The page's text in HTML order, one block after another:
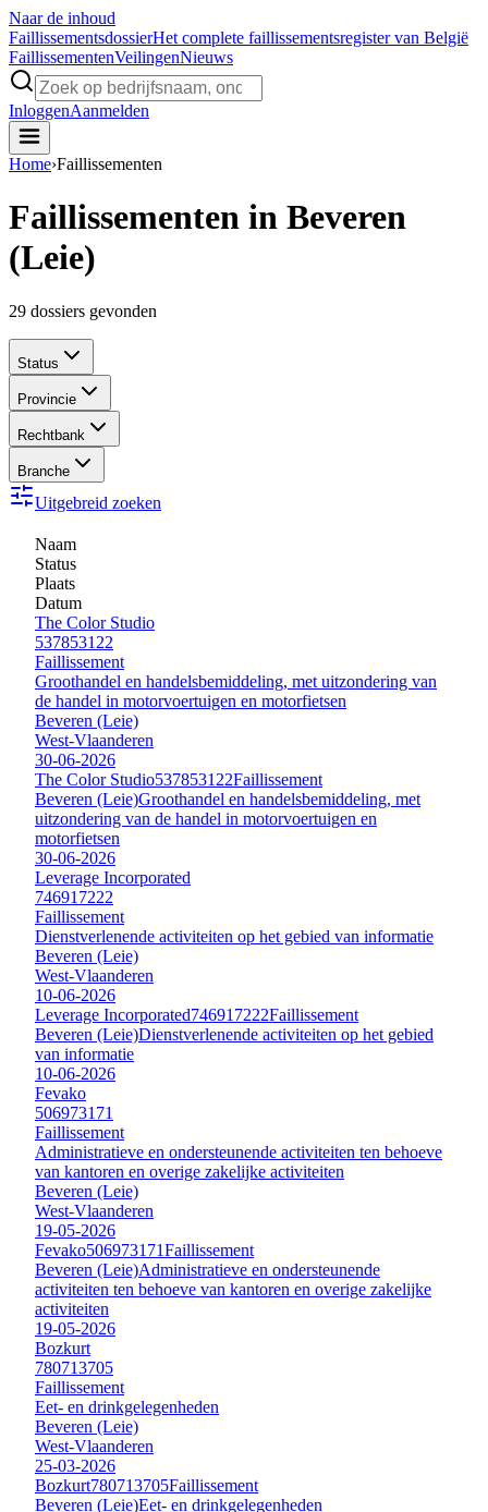
Naar de inhoud
FaillissementsdossierHet complete faillissementsregister van België
FaillissementenVeilingenNieuws
InloggenAanmelden
Home›Faillissementen
Faillissementen in Beveren
(Leie)
29 dossiers gevonden
Status
Provincie
Rechtbank
Branche
Uitgebreid zoeken
Naam
Status
Plaats
Datum
The Color Studio
537853122
Faillissement
Groothandel en handelsbemiddeling, met uitzondering van
de handel in motorvoertuigen en motorfietsen
Beveren (Leie)
West-Vlaanderen
30-06-2026
The Color Studio537853122Faillissement
Beveren (Leie)Groothandel en handelsbemiddeling, met
uitzondering van de handel in motorvoertuigen en
motorfietsen
30-06-2026
Leverage Incorporated
746917222
Faillissement
Dienstverlenende activiteiten op het gebied van informatie
Beveren (Leie)
West-Vlaanderen
10-06-2026
Leverage Incorporated746917222Faillissement
Beveren (Leie)Dienstverlenende activiteiten op het gebied
van informatie
10-06-2026
Fevako
506973171
Faillissement
Administratieve en ondersteunende activiteiten ten behoeve
van kantoren en overige zakelijke activiteiten
Beveren (Leie)
West-Vlaanderen
19-05-2026
Fevako506973171Faillissement
Beveren (Leie)Administratieve en ondersteunende
activiteiten ten behoeve van kantoren en overige zakelijke
activiteiten
19-05-2026
Bozkurt
780713705
Faillissement
Eet- en drinkgelegenheden
Beveren (Leie)
West-Vlaanderen
25-03-2026
Bozkurt780713705Faillissement
Beveren (Leie)Eet- en drinkgelegenheden